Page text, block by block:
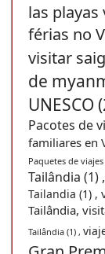
las playas
férias no
visitar
de
UNESCO
Pacotes de
familiares en
Paquetes de
Tailândia (1) ,
Tailandia (1) ,
Tailândia,
Tailândia (1) ,